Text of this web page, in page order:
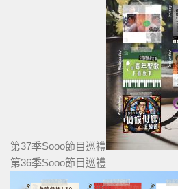
第37季Sooo節目巡禮
第36季Sooo節目巡禮